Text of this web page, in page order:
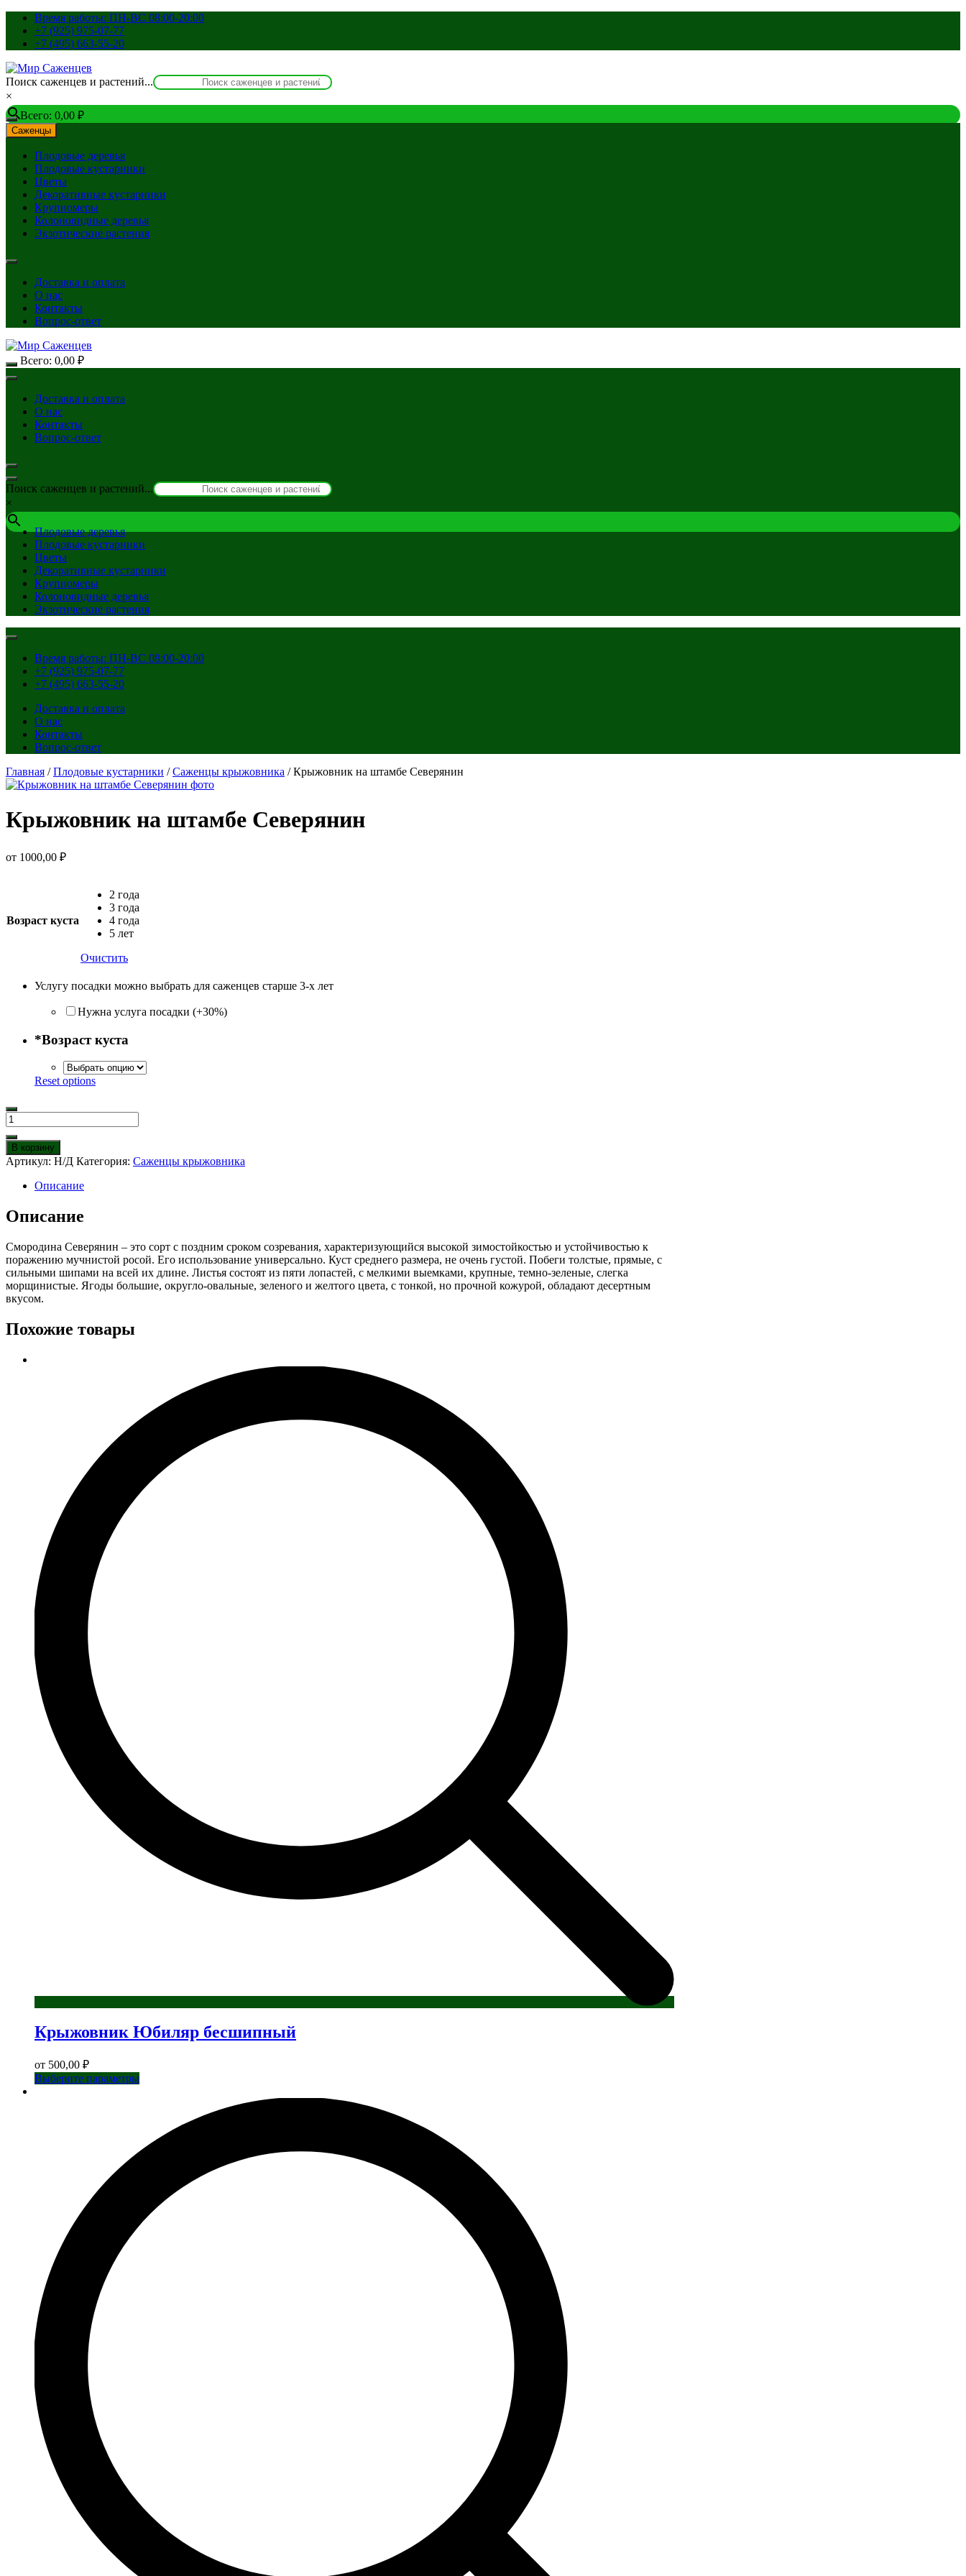
Перейти
содержимому
Время работы: ПН-ВС 08:00-20:00
+7 (925) 975-07-77
+7 (495) 663-55-20
Поиск саженцев и растений...
×
Всего: 0,00 ₽
Саженцы
Плодовые деревья
Плодовые кустарники
Цветы
Декоративные кустарники
Крупномеры
Колоновидные деревья
Экзотические растения
Доставка и оплата
О нас
Контакты
Вопрос-ответ
Всего: 0,00 ₽
Доставка и оплата
О нас
Контакты
Вопрос-ответ
Поиск саженцев и растений...
×
Плодовые деревья
Плодовые кустарники
Цветы
Декоративные кустарники
Крупномеры
Колоновидные деревья
Экзотические растения
Время работы: ПН-ВС 08:00-20:00
+7 (925) 975-07-77
+7 (495) 663-55-20
Доставка и оплата
О нас
Контакты
Вопрос-ответ
Главная /Плодовые кустарники /Саженцы крыжовника / Крыжовник на штамбе Северянин
Крыжовник на штамбе Северянин
от 1000,00 ₽
Возраст куста
2 года
3 года
4 года
5 лет
Очистить
Услугу посадки можно выбрать для саженцев старше 3-х лет
Нужна услуга посадки (+30%)
*Возраст куста
Reset options
Количество
товара
Крыжовник
на
штамбе
Северянин
В корзину
Артикул: Н/Д Категория: Саженцы крыжовника
Описание
Описание
Смородина Северянин – это сорт с поздним сроком созревания, характеризующийся высокой зимостойкостью и устойчивостью к
поражению мучнистой росой. Его использование универсально. Куст среднего размера, не очень густой. Побеги толстые, прямые, с
сильными шипами на всей их длине. Листья состоят из пяти лопастей, с мелкими выемками, крупные, темно-зеленые, слегка
морщинистые. Ягоды большие, округло-овальные, зеленого и желтого цвета, с тонкой, но прочной кожурой, обладают десертным
вкусом.
Похожие товары
Крыжовник Юбиляр бесшипный
от 500,00 ₽
Выберите параметрыЭтот
вариаций.
Опции
можно
странице
товара.